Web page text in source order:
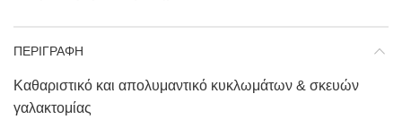
ΠΕΡΙΓΡΑΦΗ
Καθαριστικό και απολυμαντικό κυκλωμάτων & σκευών
γαλακτομίας